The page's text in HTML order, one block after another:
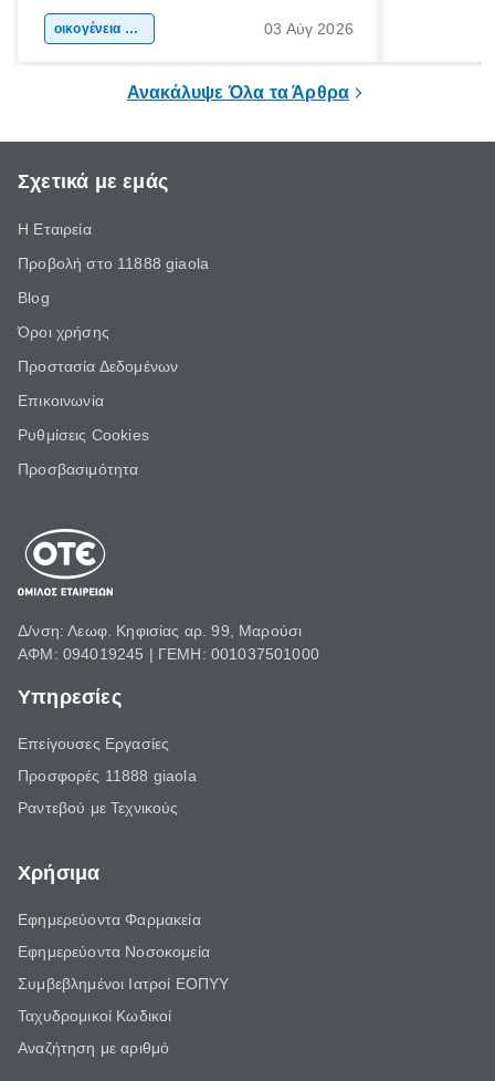
χώρας. Είτε πρόκειται για λίγες μέρες
οικογένεια & παιδί 03 Αύγ 2026
Ανακάλυψε Όλα τα Άρθρα
Σχετικά με εμάς
Η Εταιρεία
Προβολή στο 11888 giaola
Blog
Όροι χρήσης
Προστασία Δεδομένων
Επικοινωνία
Ρυθμίσεις Cookies
Προσβασιμότητα
Δ/νση: Λεωφ. Κηφισίας αρ. 99, Μαρούσι
ΑΦΜ: 094019245 | ΓΕΜΗ: 001037501000
Υπηρεσίες
Επείγουσες Εργασίες
Προσφορές 11888 giaola
Ραντεβού με Τεχνικούς
Χρήσιμα
Εφημερεύοντα Φαρμακεία
Εφημερεύοντα Νοσοκομεία
Συμβεβλημένοι Ιατροί ΕΟΠΥΥ
Ταχυδρομικοί Κωδικοί
Αναζήτηση με αριθμό